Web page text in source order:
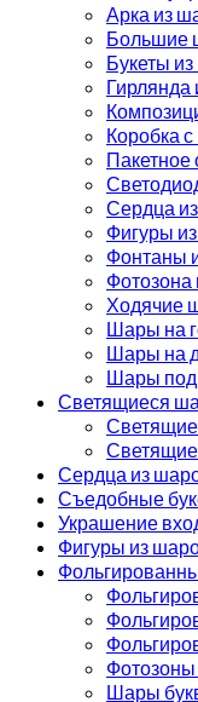
Арка из
Большие
Букеты
Гирлянда
Коробка
Сердца
Фигуры
Фонтаны
Фотозона
Ходячие
Шары на
Шары на
Шары под
Светящиеся
Сердца из
Съедобные
Украшение
Фигуры из
Шары